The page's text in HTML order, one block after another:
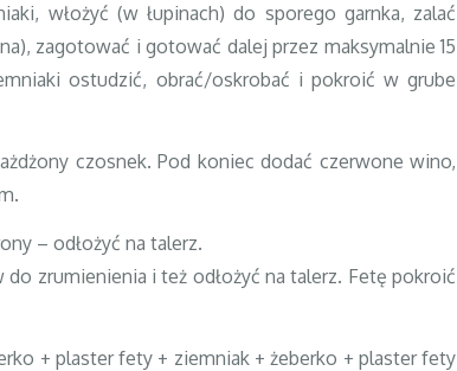
włożyć (w łupinach) do sporego garnka, zalać
zagotować i gotować dalej przez maksymalnie 15
ostudzić, obrać/oskrobać i pokroić w grube
czosnek. Pod koniec dodać czerwone wino,
– odłożyć na talerz.
zrumienienia i też odłożyć na talerz. Fetę pokroić
+ plaster fety + ziemniak + żeberko + plaster fety